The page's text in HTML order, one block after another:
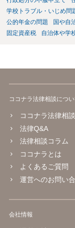
学校トラブル・いじめ問
公的年金の問題
国や自
固定資産税
自治体や学
ココナラ法律相談につ
ココナラ法律相
法律Q&A
法律相談コラム
ココナラとは
よくあるご質問
運営へのお問い
会社情報